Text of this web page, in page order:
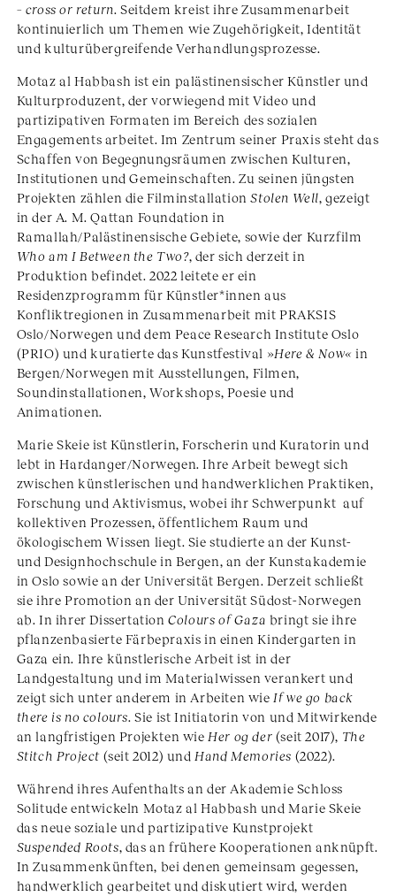
– cross or return. Seitdem kreist ihre Zusammenarbeit
kontinuierlich um Themen wie Zugehörigkeit, Identität
und kulturübergreifende Verhandlungsprozesse.
Motaz al Habbash ist ein palästinensischer Künstler und
Kulturproduzent, der vorwiegend mit Video und
partizipativen Formaten im Bereich des sozialen
Engagements arbeitet. Im Zentrum seiner Praxis steht das
Schaffen von Begegnungsräumen zwischen Kulturen,
Institutionen und Gemeinschaften. Zu seinen jüngsten
Projekten zählen die FilminstallationStolen Well, gezeigt
in der A. M. Qattan Foundation in
Ramallah/Palästinensische Gebiete, sowie der Kurzfilm
Who am I Between the Two?, der sich derzeit in
Produktion befindet. 2022 leitete er ein
Residenzprogramm für Künstler*innen aus
Konfliktregionen in Zusammenarbeit mit PRAKSIS
Oslo/Norwegen und dem Peace Research Institute Oslo
(PRIO) und kuratierte das Kunstfestival »Here & Now« in
Bergen/Norwegen mit Ausstellungen, Filmen,
Soundinstallationen, Workshops, Poesie und
Animationen.
Marie Skeie ist Künstlerin, Forscherin und Kuratorin und
lebt in Hardanger/Norwegen. Ihre Arbeit bewegt sich
zwischen künstlerischen und handwerklichen Praktiken,
Forschung und Aktivismus, wobei ihr Schwerpunkt auf
kollektiven Prozessen, öffentlichem Raum und
ökologischem Wissen liegt. Sie studierte an der Kunst-
und Designhochschule in Bergen, an der Kunstakademie
in Oslo sowie an der Universität Bergen. Derzeit schließt
sie ihre Promotion an der Universität Südost-Norwegen
ab. In ihrer DissertationColours of Gaza bringt sie ihre
pflanzenbasierte Färbepraxis in einen Kindergarten in
Gaza ein. Ihre künstlerische Arbeit ist in der
Landgestaltung und im Materialwissen verankert und
zeigt sich unter anderem in Arbeiten wie If we go back
there is no colours. Sie ist Initiatorin von und Mitwirkende
an langfristigen Projekten wie Her og der (seit 2017), The
Stitch Project (seit 2012) und Hand Memories (2022).
Während ihres Aufenthalts an der Akademie Schloss
Solitude entwickeln Motaz al Habbash und Marie Skeie
das neue soziale und partizipative Kunstprojekt
Suspended Roots, das an frühere Kooperationen anknüpft.
In Zusammenkünften, bei denen gemeinsam gegessen,
handwerklich gearbeitet und diskutiert wird, werden